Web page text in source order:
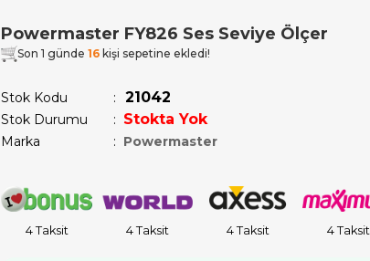
Powermaster FY826 Ses Seviye Ölçer
Son 1 günde 16 kişi sepetine ekledi!
Stok Kodu 21042
Stok Durumu : Stokta Yok
Marka : Powermaster
4 Taksit 4 Taksit 4 Taksit 4 Taksit